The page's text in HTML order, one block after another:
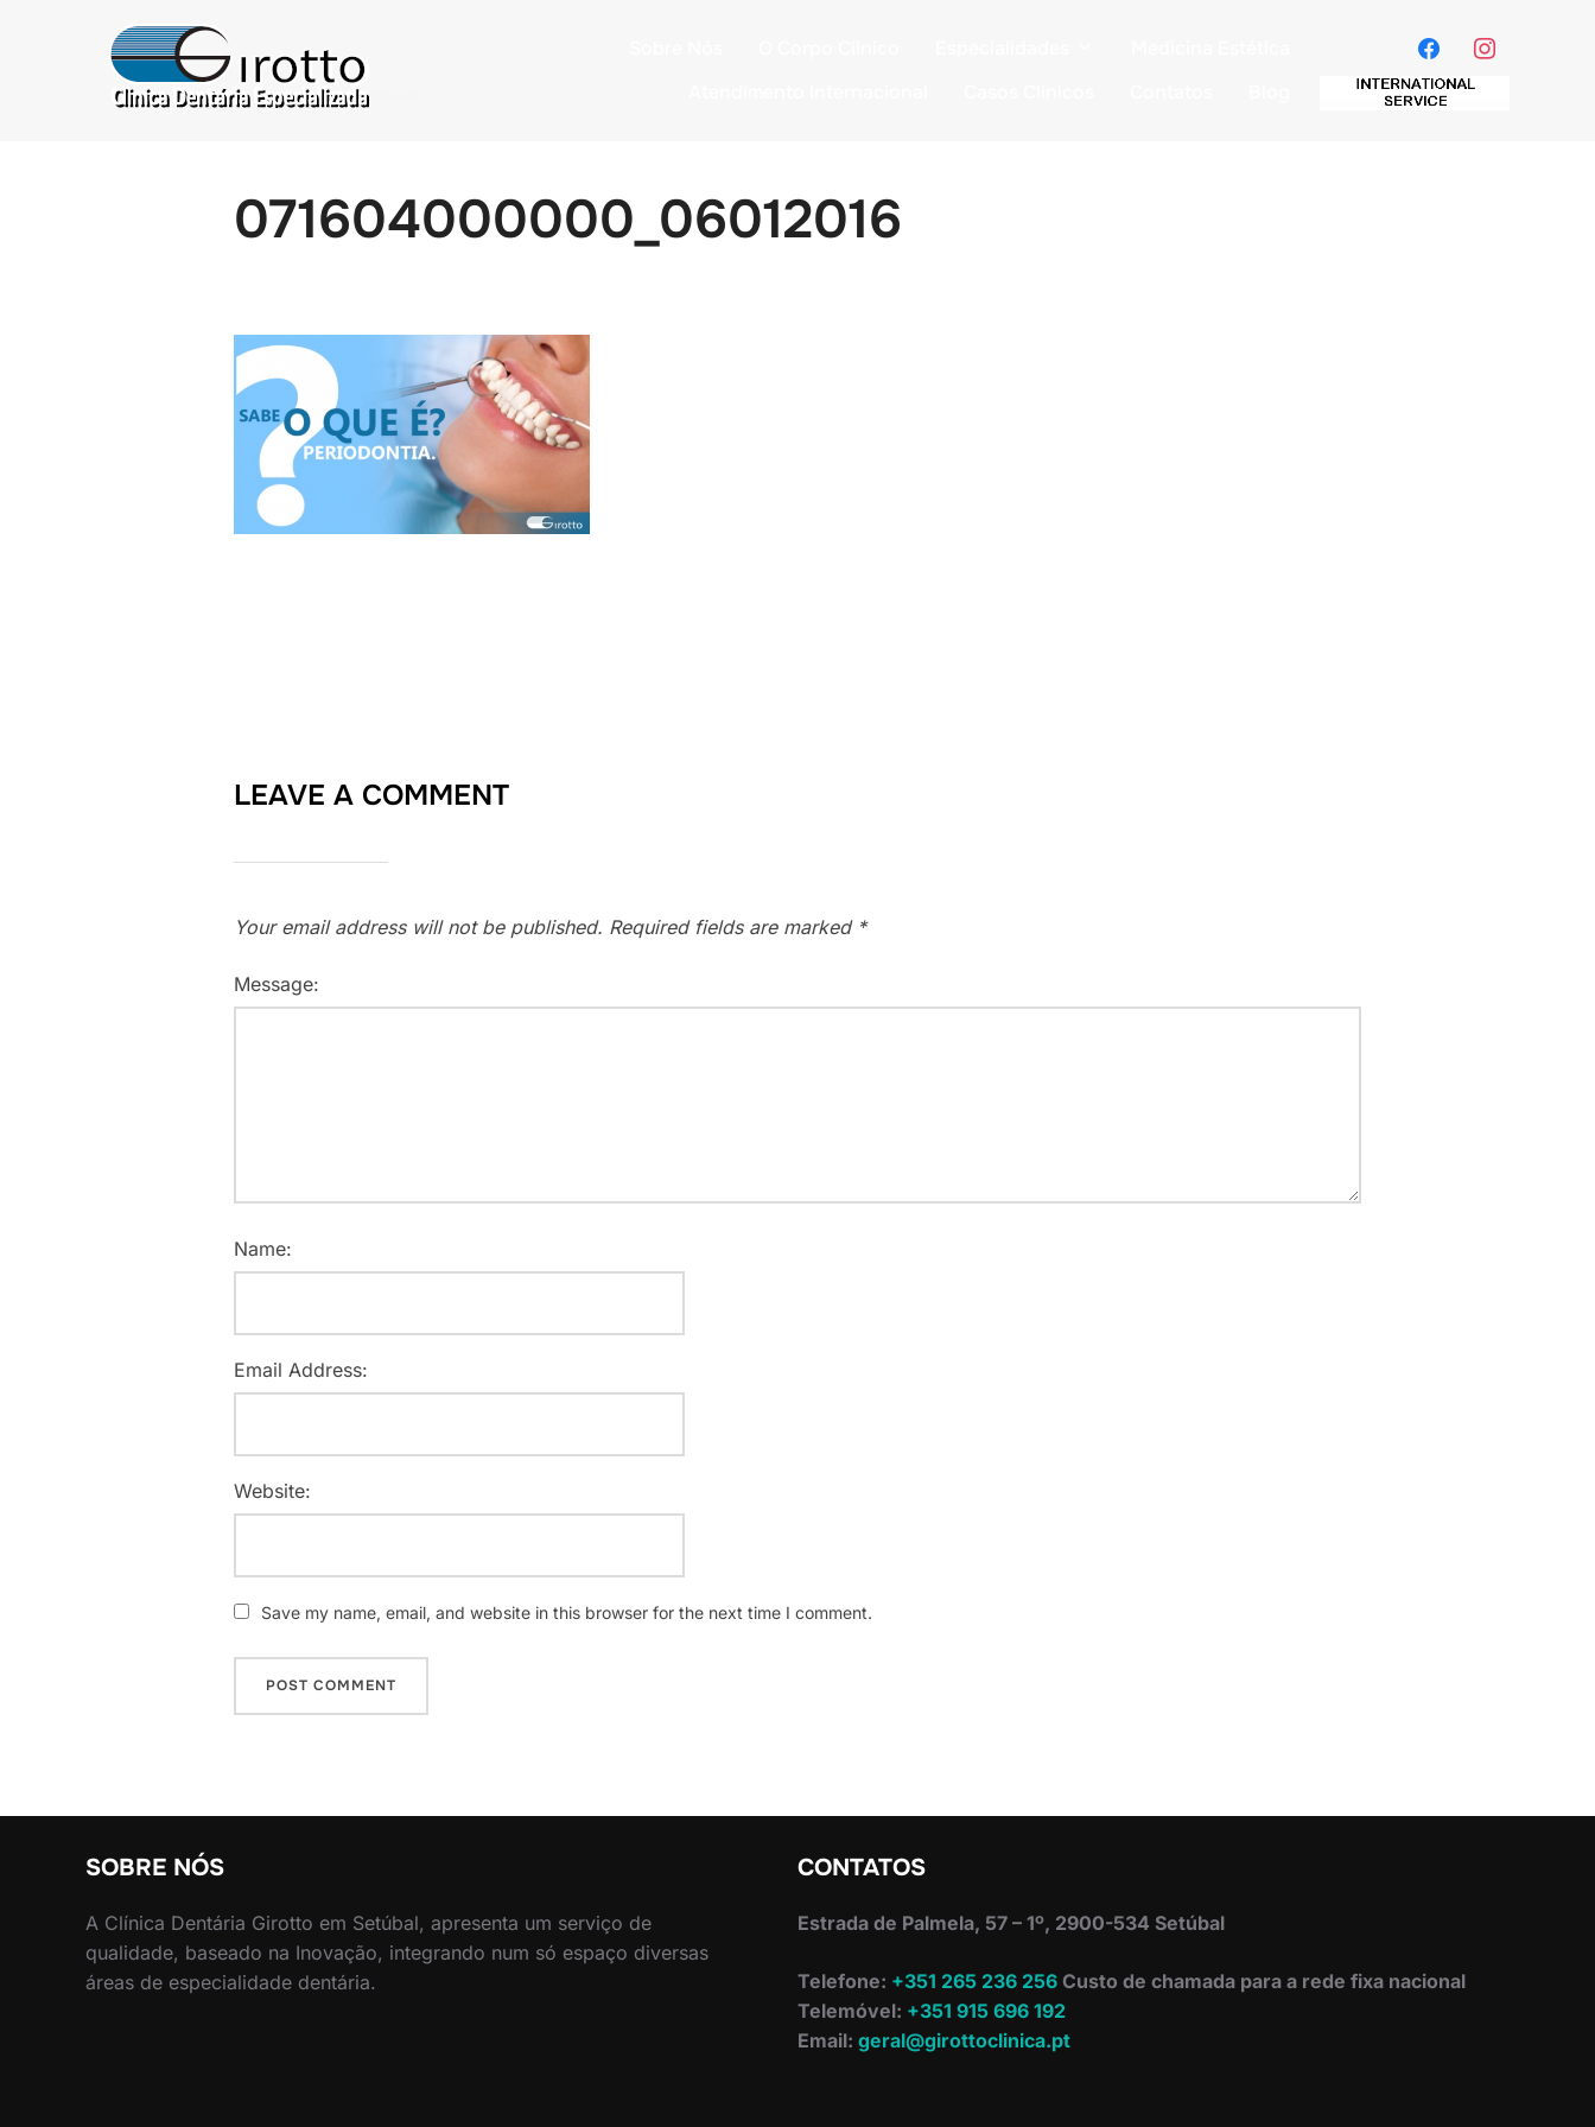
071604000000_06012016
LEAVE A COMMENT
Your email address will not be published. Required fields are marked *
Message:
Name:
Email Address:
Website:
Save my name, email, and website in this browser for the next time I comment.
SOBRE NÓS
A Clínica Dentária Girotto em Setúbal, apresenta um serviço de
qualidade, baseado na Inovação, integrando num só espaço diversas
áreas de especialidade dentária.
CONTATOS
Estrada de Palmela, 57 – 1º, 2900-534 Setúbal
Telefone: +351 265 236 256 Custo de chamada para a rede fixa nacional
Telemóvel: +351 915 696 192
Email: geral@girottoclinica.pt